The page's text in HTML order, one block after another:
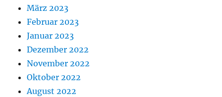
März 2023
Februar 2023
Januar 2023
Dezember 2022
November 2022
Oktober 2022
August 2022